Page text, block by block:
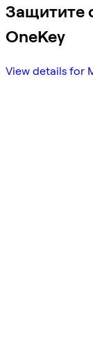
Защитите
OneKey
View details for